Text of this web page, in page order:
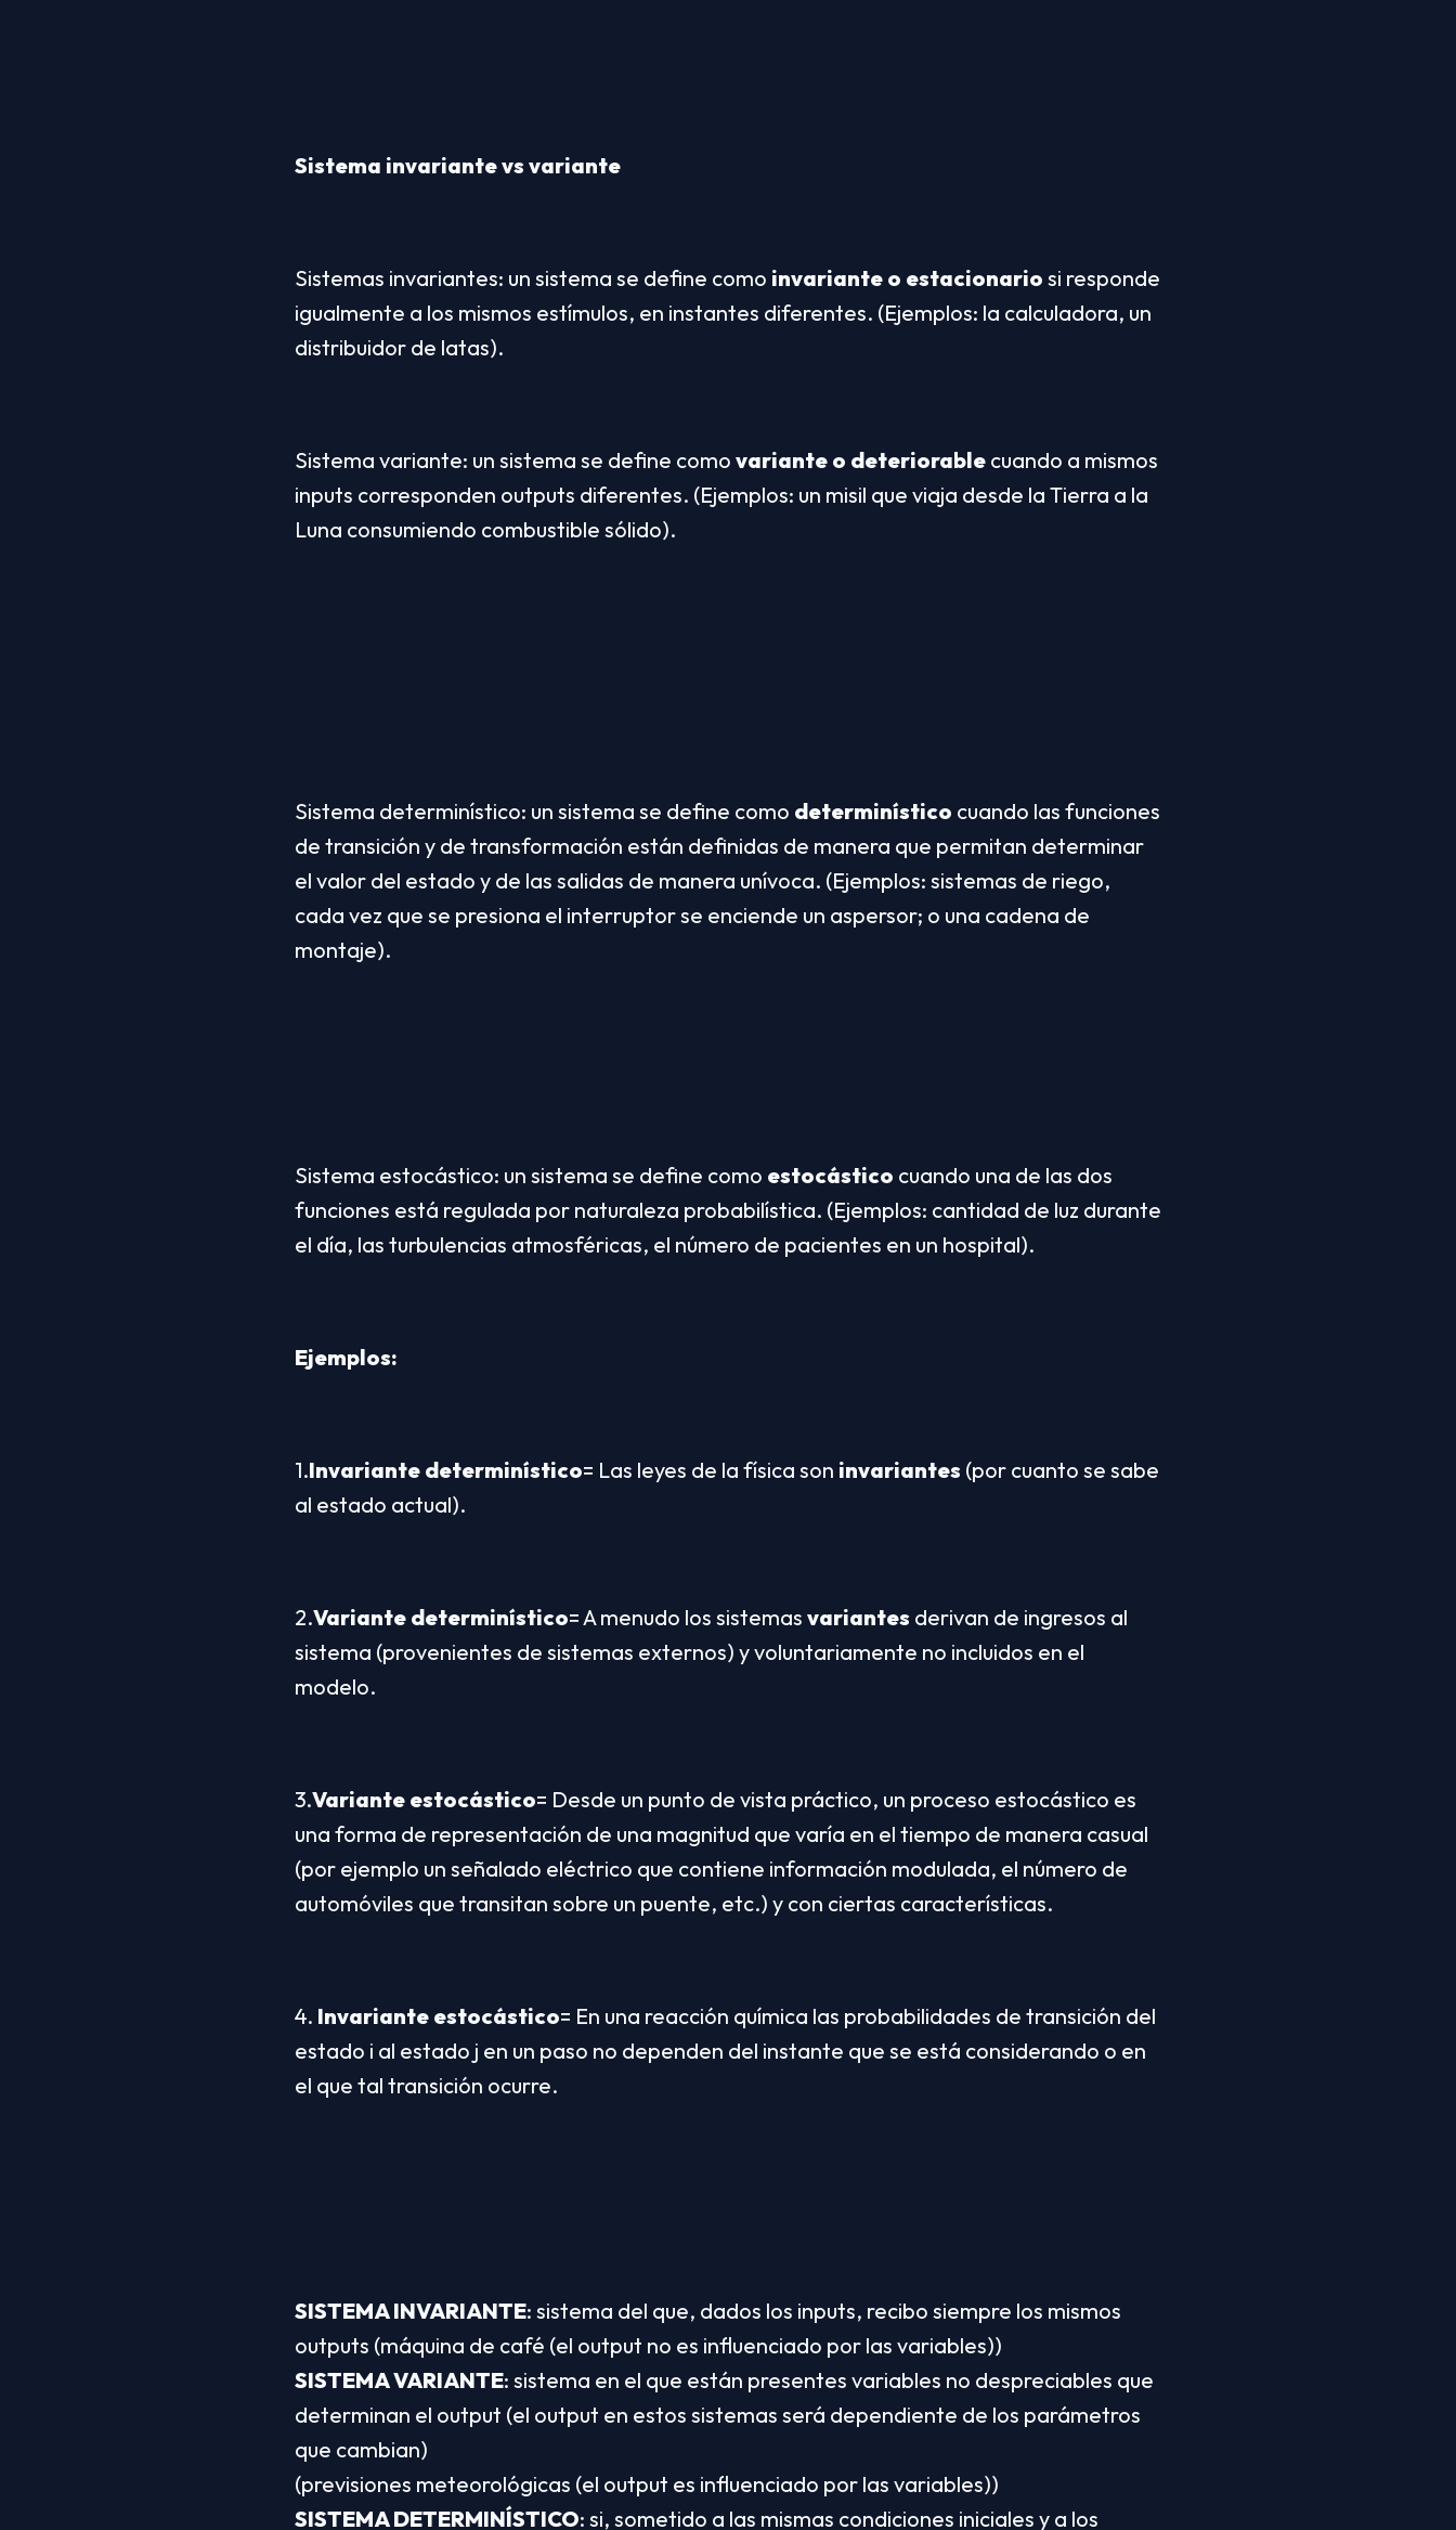
Sistema invariante vs variante
Sistemas invariantes: un sistema se define como invariante o estacionario si responde
igualmente a los mismos estímulos, en instantes diferentes. (Ejemplos: la calculadora, un
distribuidor de latas).
Sistema variante: un sistema se define como variante o deteriorable cuando a mismos
inputs corresponden outputs diferentes. (Ejemplos: un misil que viaja desde la Tierra a la
Luna consumiendo combustible sólido).
Sistema determinístico: un sistema se define como determinístico cuando las funciones
de transición y de transformación están definidas de manera que permitan determinar
el valor del estado y de las salidas de manera unívoca. (Ejemplos: sistemas de riego,
cada vez que se presiona el interruptor se enciende un aspersor; o una cadena de
montaje).
Sistema estocástico: un sistema se define como estocástico cuando una de las dos
funciones está regulada por naturaleza probabilística. (Ejemplos: cantidad de luz durante
el día, las turbulencias atmosféricas, el número de pacientes en un hospital).
Ejemplos:
1.Invariante determinístico= Las leyes de la física son invariantes (por cuanto se sabe
al estado actual).
2.Variante determinístico= A menudo los sistemas variantes derivan de ingresos al
sistema (provenientes de sistemas externos) y voluntariamente no incluidos en el
modelo.
3.Variante estocástico= Desde un punto de vista práctico, un proceso estocástico es
una forma de representación de una magnitud que varía en el tiempo de manera casual
(por ejemplo un señalado eléctrico que contiene información modulada, el número de
automóviles que transitan sobre un puente, etc.) y con ciertas características.
4. Invariante estocástico= En una reacción química las probabilidades de transición del
estado i al estado j en un paso no dependen del instante que se está considerando o en
el que tal transición ocurre.
SISTEMA INVARIANTE: sistema del que, dados los inputs, recibo siempre los mismos
outputs (máquina de café (el output no es influenciado por las variables))
SISTEMA VARIANTE: sistema en el que están presentes variables no despreciables que
determinan el output (el output en estos sistemas será dependiente de los parámetros
que cambian)
(previsiones meteorológicas (el output es influenciado por las variables))
SISTEMA DETERMINÍSTICO: si, sometido a las mismas condiciones iniciales y a los